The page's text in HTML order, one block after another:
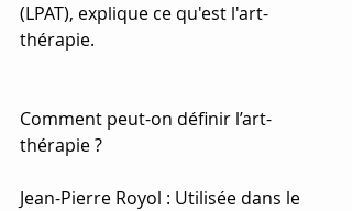
(LPAT), explique ce qu'est l'art-
thérapie.
Comment peut-on définir l’art-
thérapie ?
Jean-Pierre Royol : Utilisée dans le